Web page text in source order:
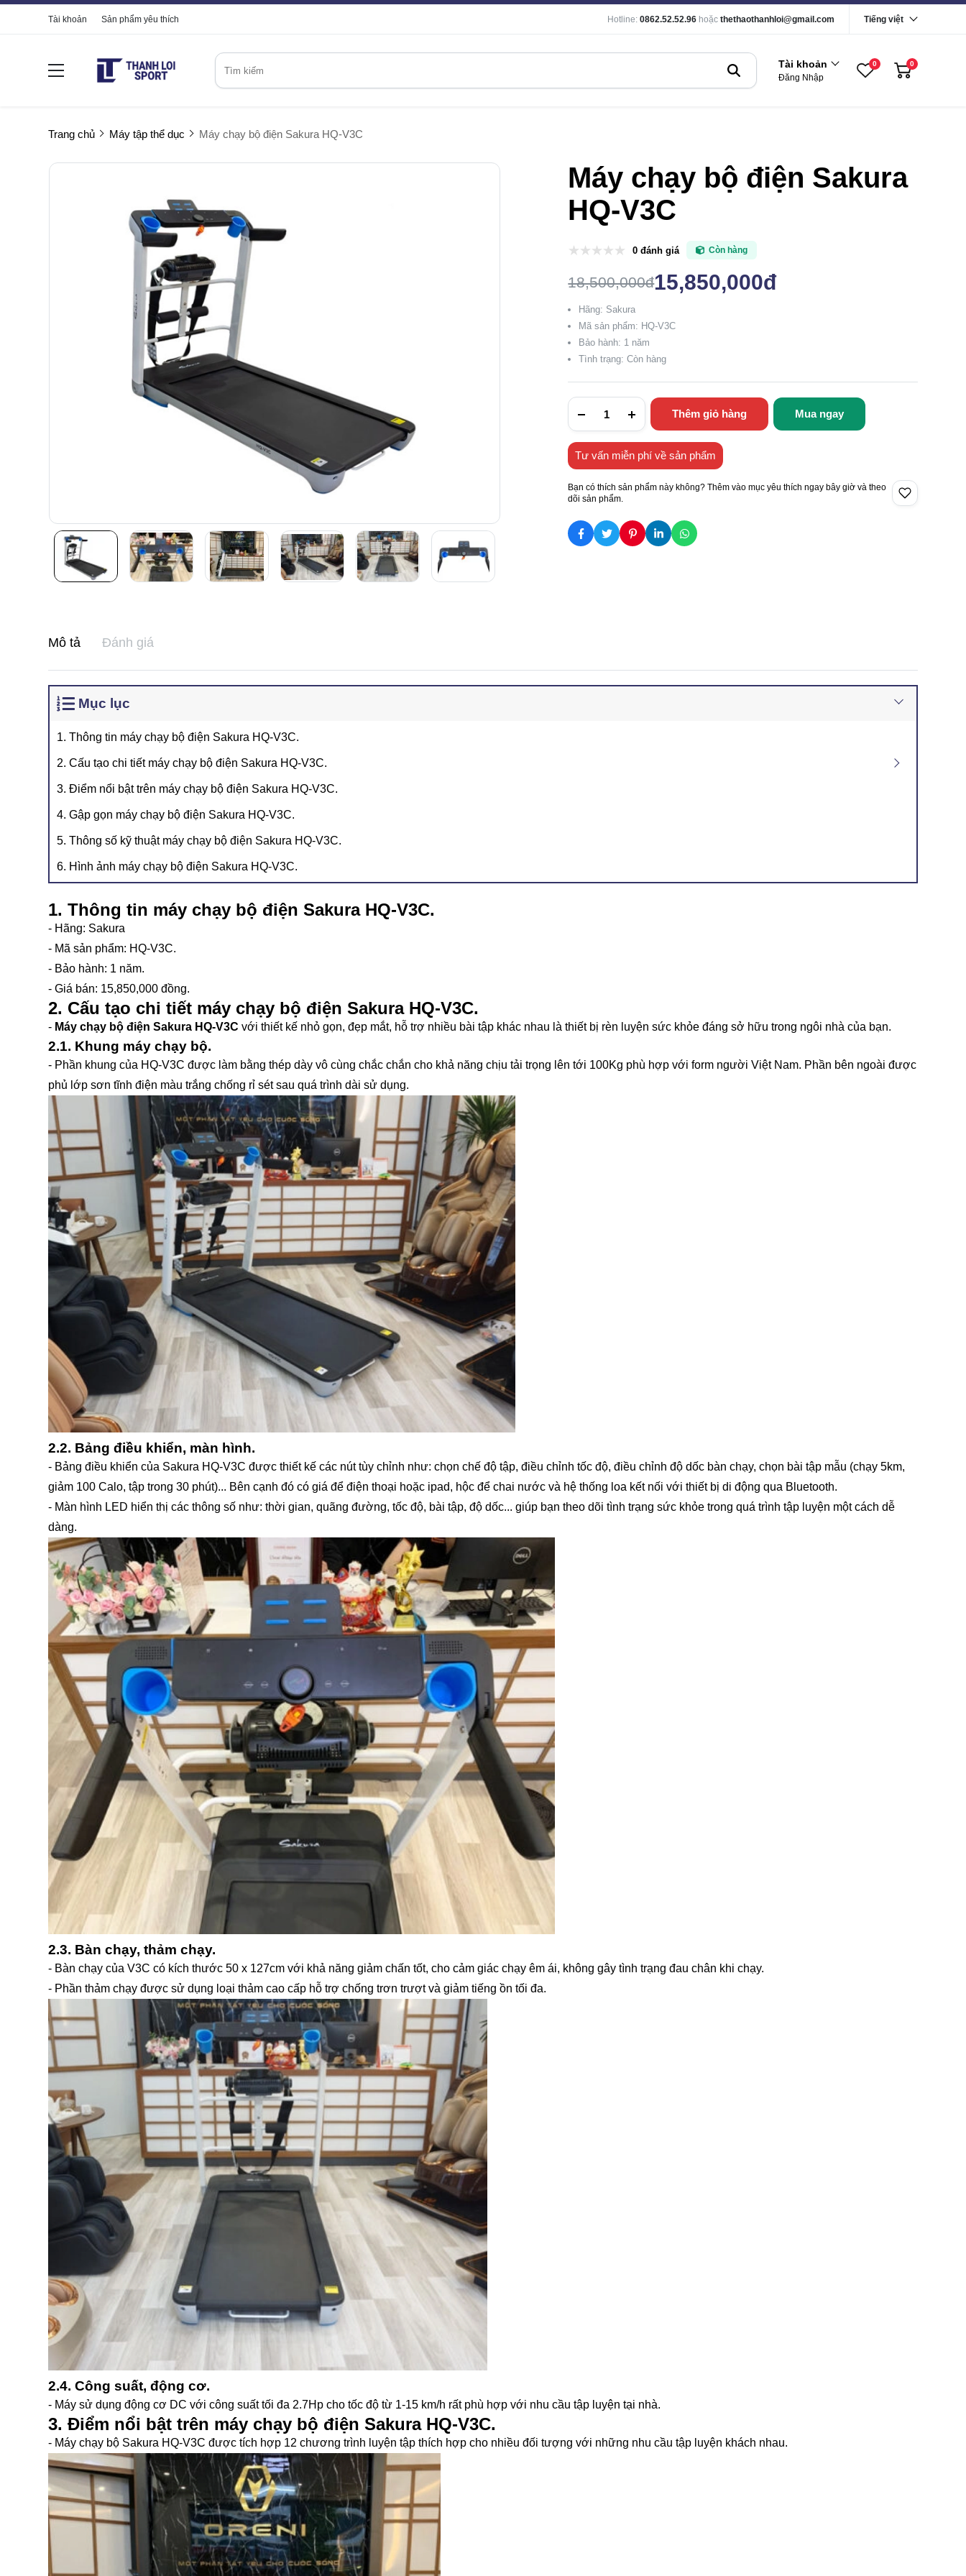
Tài khoản Sản phẩm yêu thích Hotline: 0862.52.52.96 hoặc thethaothanhloi@gmail.com Tiếng việt
Tài khoản
Đăng Nhập
0 0
Trang chủ Máy tập thể dục Máy chạy bộ điện Sakura HQ-V3C
Máy chạy bộ điện Sakura
HQ-V3C
0 đánh giá Còn hàng
18,500,000đ15,850,000đ
Hãng: Sakura
Mã sản phẩm: HQ-V3C
Bảo hành: 1 năm
Tình trạng: Còn hàng
Thêm giỏ hàng Mua ngay
Tư vấn miễn phí về sản phẩm
Bạn có thích sản phẩm này không? Thêm vào mục yêu thích ngay bây giờ và theo
dõi sản phẩm.
Mô tả Đánh giá
Mục lục
1. Thông tin máy chạy bộ điện Sakura HQ-V3C.
2. Cấu tạo chi tiết máy chạy bộ điện Sakura HQ-V3C.
3. Điểm nổi bật trên máy chạy bộ điện Sakura HQ-V3C.
4. Gập gọn máy chạy bộ điện Sakura HQ-V3C.
5. Thông số kỹ thuật máy chạy bộ điện Sakura HQ-V3C.
6. Hình ảnh máy chạy bộ điện Sakura HQ-V3C.
1. Thông tin máy chạy bộ điện Sakura HQ-V3C.
- Hãng: Sakura
- Mã sản phẩm: HQ-V3C.
- Bảo hành: 1 năm.
- Giá bán: 15,850,000 đồng.
2. Cấu tạo chi tiết máy chạy bộ điện Sakura HQ-V3C.
- Máy chạy bộ điện Sakura HQ-V3C với thiết kế nhỏ gọn, đẹp mắt, hỗ trợ nhiều bài tập khác nhau là thiết bị rèn luyện sức khỏe đáng sở hữu trong ngôi nhà của bạn.
2.1. Khung máy chạy bộ.
- Phần khung của HQ-V3C được làm bằng thép dày vô cùng chắc chắn cho khả năng chịu tải trọng lên tới 100Kg phù hợp với form người Việt Nam. Phần bên ngoài được
phủ lớp sơn tĩnh điện màu trắng chống rỉ sét sau quá trình dài sử dụng.
2.2. Bảng điều khiển, màn hình.
- Bảng điều khiển của Sakura HQ-V3C được thiết kế các nút tùy chỉnh như: chọn chế độ tập, điều chỉnh tốc độ, điều chỉnh độ dốc bàn chạy, chọn bài tập mẫu (chạy 5km,
giảm 100 Calo, tập trong 30 phút)... Bên cạnh đó có giá để điện thoại hoặc ipad, hộc để chai nước và hệ thống loa kết nối với thiết bị di động qua Bluetooth.
- Màn hình LED hiển thị các thông số như: thời gian, quãng đường, tốc độ, bài tập, độ dốc... giúp bạn theo dõi tình trạng sức khỏe trong quá trình tập luyện một cách dễ
dàng.
2.3. Bàn chạy, thảm chạy.
- Bàn chạy của V3C có kích thước 50 x 127cm với khả năng giảm chấn tốt, cho cảm giác chạy êm ái, không gây tình trạng đau chân khi chạy.
- Phần thảm chạy được sử dụng loại thảm cao cấp hỗ trợ chống trơn trượt và giảm tiếng ồn tối đa.
2.4. Công suất, động cơ.
- Máy sử dụng động cơ DC với công suất tối đa 2.7Hp cho tốc độ từ 1-15 km/h rất phù hợp với nhu cầu tập luyện tại nhà.
3. Điểm nổi bật trên máy chạy bộ điện Sakura HQ-V3C.
- Máy chạy bộ Sakura HQ-V3C được tích hợp 12 chương trình luyện tập thích hợp cho nhiều đối tượng với những nhu cầu tập luyện khách nhau.